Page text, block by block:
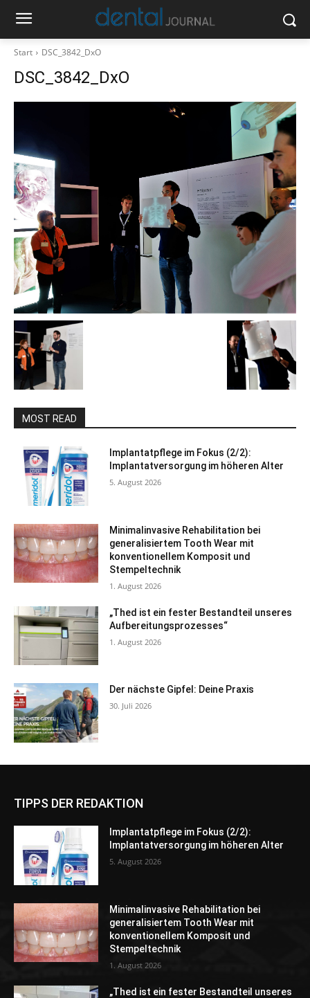
Start DSC_3842_DxO
DSC_3842_DxO
MOST READ
Implantatpflege im Fokus (2/2):
Implantatversorgung im höheren Alter
5. August 2026
Minimalinvasive Rehabilitation bei
generalisiertem Tooth Wear mit
konventionellem Komposit und
Stempeltechnik
1. August 2026
„Thed ist ein fester Bestandteil unseres
Aufbereitungsprozesses“
1. August 2026
Der nächste Gipfel: Deine Praxis
30. Juli 2026
TIPPS DER REDAKTION
Implantatpflege im Fokus (2/2):
Implantatversorgung im höheren Alter
5. August 2026
Minimalinvasive Rehabilitation bei
generalisiertem Tooth Wear mit
konventionellem Komposit und
Stempeltechnik
1. August 2026
„Thed ist ein fester Bestandteil unseres